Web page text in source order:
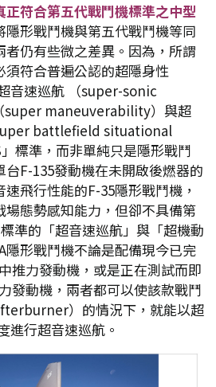
正符合第五代戰鬥機標準之中型
隱形戰鬥機與第五代戰鬥機等同
仍有些微之差異。因為，所謂
須符合普遍公認的超隱身性
音速巡航 （super-sonic
super maneuverability）與超
battlefield situational
標準，而非單純只是隱形戰鬥
F-135發動機在未開啟後燃器的
飛行性能的F-35隱形戰鬥機，
態勢感知能力，但卻不具備第
準的「超音速巡航」與「超機動
隱形戰鬥機不論是配備現今已完
推力發動機，或是正在測試而即
發動機，兩者都可以使該款戰鬥
）的情況下，就能以超
進行超音速巡航。